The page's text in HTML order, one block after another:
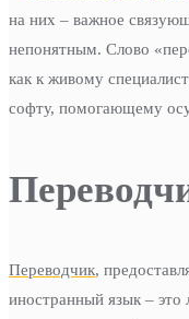
на них – важное
непонятным. Слово
как к живому
софту, помогающему
Переводчик,
иностранный язык – это